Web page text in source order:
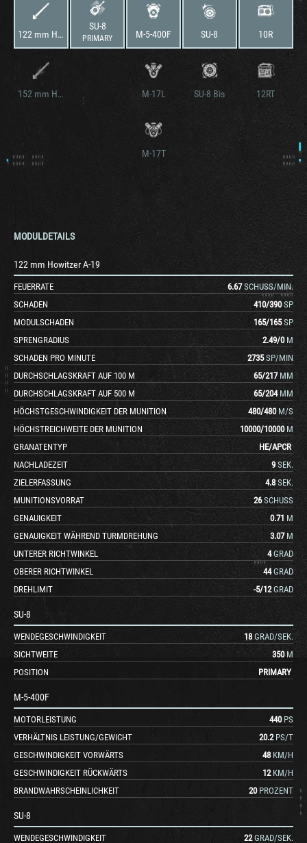
122 mm Howitzer A-19
152 mm Howitzer ML-20 mod. 1931
SU-8
PRIMARY M-5-400F
M-17L
M-17T
SU-8
SU-8 Bis
10R
12RT
MODULDETAILS
122 mm Howitzer A-19
FEUERRATE 6.67 SCHUSS/MIN.
SCHADEN
410/390 SP
MODULSCHADEN
165/165 SP
SPRENGRADIUS
2.49/0 M
SCHADEN PRO MINUTE
2735 SP/MIN
DURCHSCHLAGSKRAFT AUF 100 M
65/217 MM
DURCHSCHLAGSKRAFT AUF 500 M
65/204 MM
HÖCHSTGESCHWINDIGKEIT DER MUNITION
480/480 M/S
HÖCHSTREICHWEITE DER MUNITION
10000/10000 M
GRANATENTYP
HE/APCR
NACHLADEZEIT
9 SEK.
ZIELERFASSUNG
4.8 SEK.
MUNITIONSVORRAT
26 SCHUSS
GENAUIGKEIT
0.71 M
GENAUIGKEIT WÄHREND TURMDREHUNG
3.07 M
UNTERER RICHTWINKEL
4 GRAD
OBERER RICHTWINKEL
44 GRAD
DREHLIMIT
-5/12 GRAD
SU-8
WENDEGESCHWINDIGKEIT 18 GRAD/SEK.
SICHTWEITE
350 M
POSITION
PRIMARY
M-5-400F
MOTORLEISTUNG 440 PS
VERHÄLTNIS LEISTUNG/GEWICHT
20.2 PS/T
GESCHWINDIGKEIT VORWÄRTS
48 KM/H
GESCHWINDIGKEIT RÜCKWÄRTS
12 KM/H
BRANDWAHRSCHEINLICHKEIT
20 PROZENT
SU-8
WENDEGESCHWINDIGKEIT 22 GRAD/SEK.